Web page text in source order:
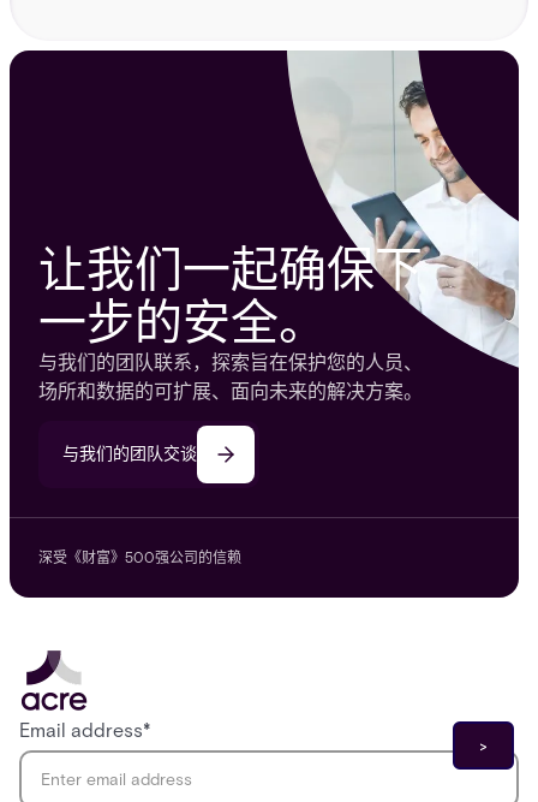
让我们一起确保下
一步的安全。
与我们的团队联系，探索旨在保护您的人员、
场所和数据的可扩展、面向未来的解决方案。
与我们的团队交谈
深受《财富》500强公司的信赖
Email address*